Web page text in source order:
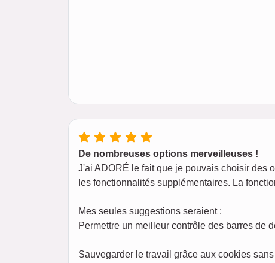
De nombreuses options merveilleuses !
J'ai ADORÉ le fait que je pouvais choisir des
les fonctionnalités supplémentaires. La
Mes seules suggestions seraient :
Permettre un meilleur contrôle des barres de
Sauvegarder le travail grâce aux cookies